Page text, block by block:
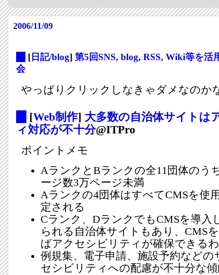
2006/11/09
[ 日記/blog]第5回SNS, blog, RSS, Wiki等を活
会
やっぱりクリックしなきゃダメなのか
[Web制作] 大多数の自治体サイトは
ィ対応が不十分@ITPro
ポイントメモ
AランクとBランクの全11団体のう
ージ数3万ページ未満
Aランクの4団体はすべてCMSを使
定される
Cランク、DランクでもCMSを導入
られる自治体サイトもあり、CMS
ばアクセシビリティが確保できる
例規集、電子申請、施設予約など
セシビリティへの配慮が不十分な